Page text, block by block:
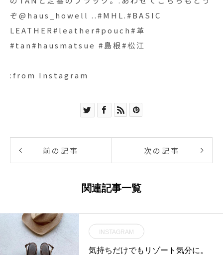
ぞ︎@haus_howell ..#MHL.#BASIC
LEATHER#leather#pouch#革
#tan#hausmatsue #島根#松江
:from Instagram
前の記事 次の記事
関連記事一覧
INSTAGRAM
気持ちだけでもリゾート気分に。